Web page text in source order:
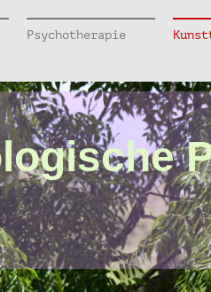
Psychotherapie